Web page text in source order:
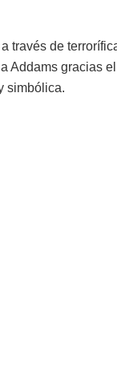
través de
gracias el
simbólica.